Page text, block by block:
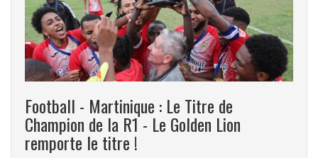
Football - Martinique : Le Titre de
Champion de la R1 - Le Golden Lion
remporte le titre !